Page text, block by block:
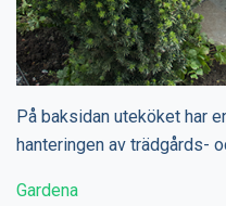
På baksidan uteköket har
hanteringen av trädgårds-
Gardena